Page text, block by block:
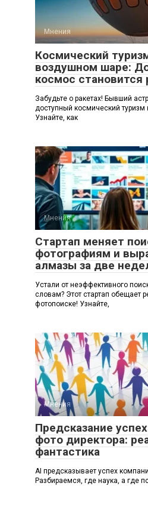
Мнения
Космический
воздушном шаре:
космос
Забудьте о ракетах! Бывший
доступный космический
Узнайте, как
Мнения
Стартап меняет
фотографиям и
алмазы за две
Устали от неэффективного
словам? Этот стартап обещает
фотопоиске! Узнайте,
Мнения
Предсказание
фото директора:
фантастика
AI предсказывает успех
Разбираемся, где наука, а где